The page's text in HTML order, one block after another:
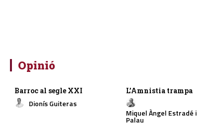
Opinió
Barroc al segle XXI
Dionís Guiteras
L’Amnistia trampa
Miquel Àngel Estradé i
Palau